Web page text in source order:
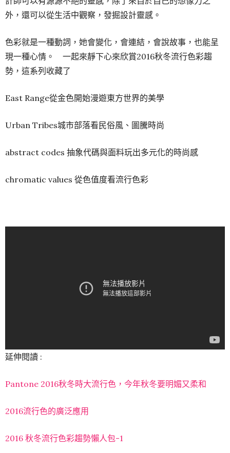
外，還可以從生活中觀察，發掘設計靈感。
色彩就是一種動詞，她會變化，會連結，會說故事，也能呈
現一種心情。 一起來靜下心來欣賞2016秋冬流行色彩趨
勢，這系列收藏了
East Range從金色開始漫遊東方世界的美學
Urban Tribes城市部落看民俗風、圖騰時尚
abstract codes 抽象代碼與面料玩出多元化的時尚感
chromatic values 從色值度看流行色彩
延伸閱讀 :
Pantone 2016秋冬時大流行色，今年秋冬要明媚又柔和
2016流行色的廣泛應用
2016 秋冬流行色彩趨勢懶人包-1